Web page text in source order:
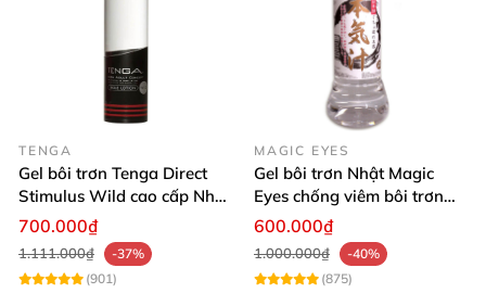
TENGA
Gel bôi trơn Tenga Direct
Stimulus Wild cao cấp Nhật
Bản 170ml
700.000₫
1.111.000₫
-37%
(901)
MAGIC EYES
Gel bôi trơn Nhật Magic
Eyes chống viêm bôi trơn
cực mượt 360ml
600.000₫
1.000.000₫
-40%
(875)